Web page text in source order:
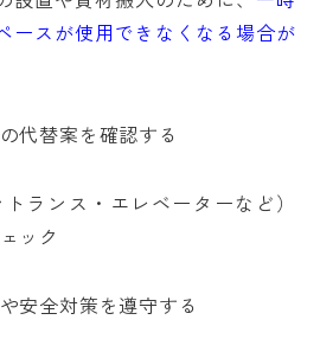
ースが使用できなくなる場合が
代替案を確認する
ランス・エレベーターなど）
ック
安全対策を遵守する